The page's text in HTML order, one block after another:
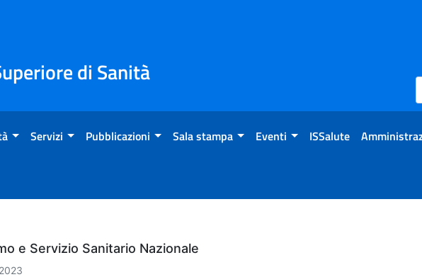
di Sanità
Servizi Pubblicazioni Sala stampa Eventi ISSalute
e Servizio Sanitario Nazionale